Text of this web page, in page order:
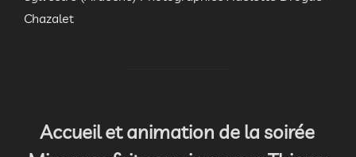
Chazalet
Accueil et animation de la soirée